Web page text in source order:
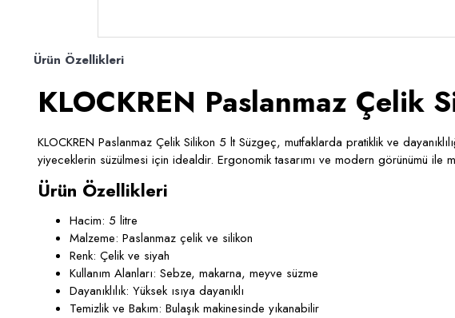
Ürün Özellikleri
KLOCKREN Paslanmaz Çelik
KLOCKREN Paslanmaz Çelik Silikon 5 lt Süzgeç, mutfaklarda pratiklik ve
yiyeceklerin süzülmesi için idealdir. Ergonomik tasarımı ve modern görünümü ile
Ürün Özellikleri
Hacim: 5 litre
Malzeme: Paslanmaz çelik ve silikon
Renk: Çelik ve siyah
Kullanım Alanları: Sebze, makarna, meyve süzme
Dayanıklılık: Yüksek ısıya dayanıklı
Temizlik ve Bakım: Bulaşık makinesinde yıkanabilir